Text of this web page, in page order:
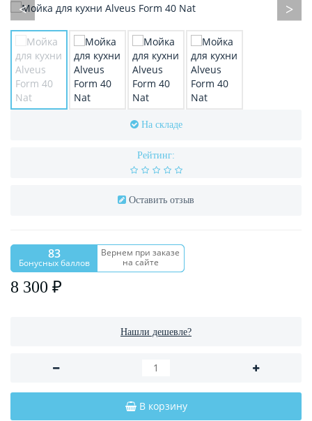
На складе
Рейтинг:
Оставить отзыв
83
Бонусных баллов
Вернем при заказе
на сайте
8 300 ₽
Нашли дешевле?
В корзину